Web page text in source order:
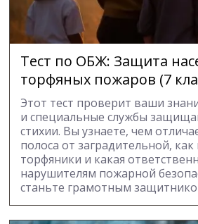
Тест по ОБЖ: Защита
торфяных пожаров (7
Этот тест проверит ваши
и специальные службы
стихии. Вы узнаете, чем
полоса от заградительной,
торфяники и какая
нарушителям пожарной
станьте грамотным